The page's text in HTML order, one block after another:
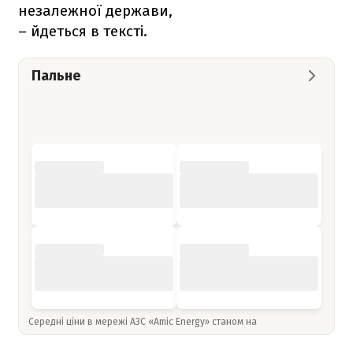
незалежної держави,
– йдеться в тексті.
Пальне
Середні ціни в мережі АЗС «Amic Energy» станом на